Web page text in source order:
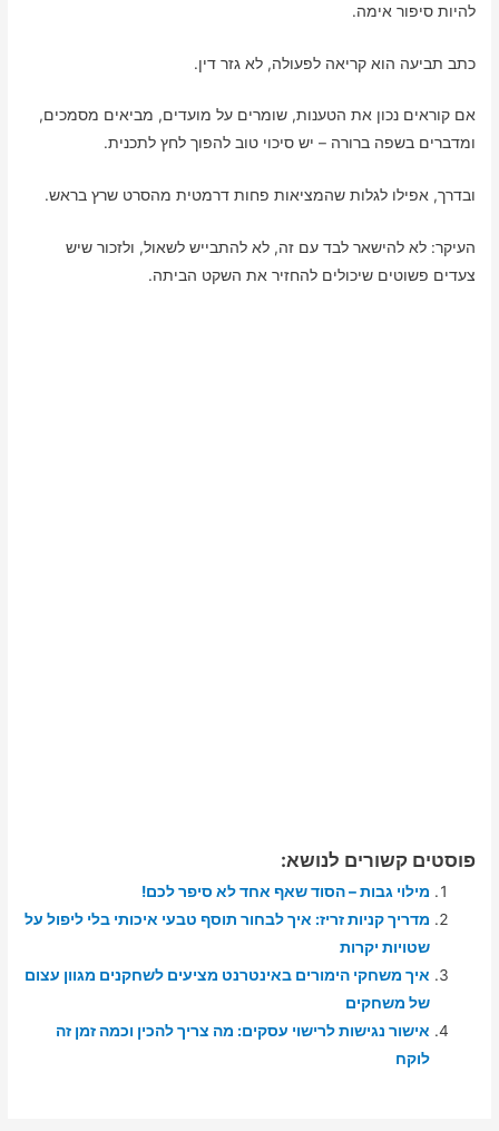
להיות סיפור אימה.
כתב תביעה הוא קריאה לפעולה, לא גזר דין.
אם קוראים נכון את הטענות, שומרים על מועדים, מביאים מסמכים,
ומדברים בשפה ברורה – יש סיכוי טוב להפוך לחץ לתכנית.
ובדרך, אפילו לגלות שהמציאות פחות דרמטית מהסרט שרץ בראש.
העיקר: לא להישאר לבד עם זה, לא להתבייש לשאול, ולזכור שיש
צעדים פשוטים שיכולים להחזיר את השקט הביתה.
פוסטים קשורים לנושא:
מילוי גבות – הסוד שאף אחד לא סיפר לכם!
מדריך קניות זריז: איך לבחור תוסף טבעי איכותי בלי ליפול על
שטויות יקרות
איך משחקי הימורים באינטרנט מציעים לשחקנים מגוון עצום
של משחקים
אישור נגישות לרישוי עסקים: מה צריך להכין וכמה זמן זה
לוקח